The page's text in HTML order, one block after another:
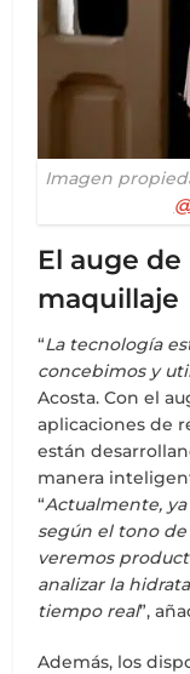
Imagen
El auge
maquillaje
“La tecnología
concebimos y
Acosta. Con el
aplicaciones de
están
manera
“Actualmente,
según el tono de
veremos
analizar la
tiempo real”,
Además, los